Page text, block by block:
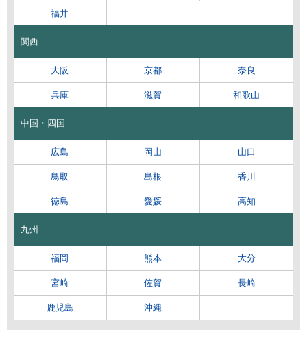
福井
関西
大阪 京都 奈良
兵庫 滋賀 和歌山
中国・四国
広島 岡山 山口
鳥取 島根 香川
徳島 愛媛 高知
九州
福岡 熊本 大分
宮崎 佐賀 長崎
鹿児島 沖縄